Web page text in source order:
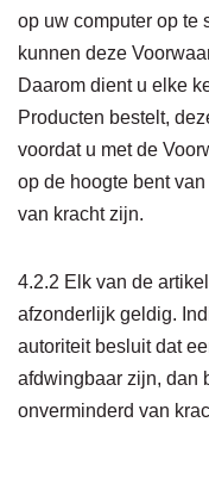
op uw computer op te
kunnen deze
Daarom dient u elke
Producten bestelt,
voordat u met de
op de hoogte bent
van kracht zijn.
4.2.2 Elk van de
afzonderlijk geldig.
autoriteit besluit dat
afdwingbaar zijn, dan
onverminderd van